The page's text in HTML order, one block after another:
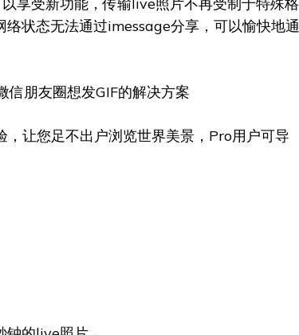
状态无法通过imessage分享，可以愉快地通
信朋友圈想发GIF的解决方案
让您足不出户浏览世界美景，Pro用户可导